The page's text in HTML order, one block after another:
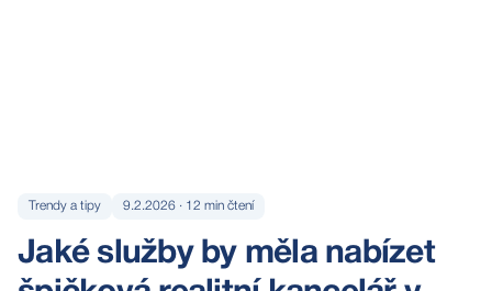
Trendy a tipy 9.2.2026 · 12 min čtení
Jaké služby by měla nabízet